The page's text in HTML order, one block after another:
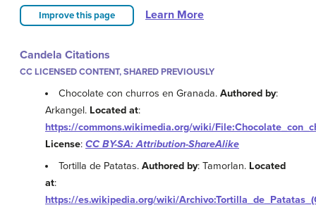
Improve this page Learn More
Candela Citations
CC LICENSED CONTENT, SHARED PREVIOUSLY
Chocolate con churros en Granada.Authored by:
Arkangel. Located at:
https://commons.wikimedia.org/wiki/
License: CC BY-SA: Attribution-ShareAlike
Tortilla de Patatas.Authored by: Tamorlan. Located
at:
https://es.wikipedia.org/wiki/